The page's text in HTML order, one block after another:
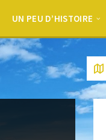
UN PEU D’HISTOIRE